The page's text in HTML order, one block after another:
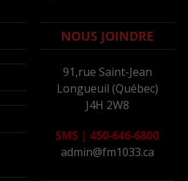
NOUS JOINDRE
91,rue Saint-Jean
Longueuil (Québec)
J4H 2W8
SMS | 450-646-6800
admin@fm1033.ca